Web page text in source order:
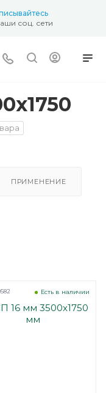
соц. сети
ПРИМЕНЕНИЕ
Есть в наличии